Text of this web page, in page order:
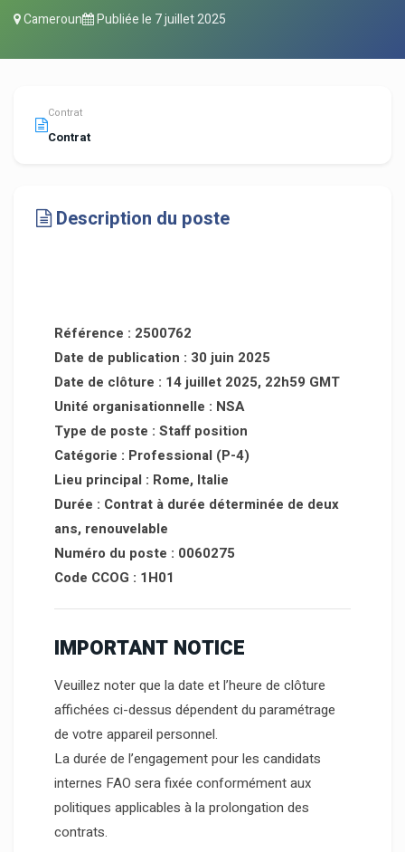
Cameroun Publiée le 7 juillet 2025
Contrat
Contrat
Description du poste
Référence : 2500762
Date de publication : 30 juin 2025
Date de clôture : 14 juillet 2025, 22h59 GMT
Unité organisationnelle : NSA
Type de poste : Staff position
Catégorie : Professional (P-4)
Lieu principal : Rome, Italie
Durée : Contrat à durée déterminée de deux
ans, renouvelable
Numéro du poste : 0060275
Code CCOG : 1H01
IMPORTANT NOTICE
Veuillez noter que la date et l’heure de clôture
affichées ci-dessus dépendent du paramétrage
de votre appareil personnel.
La durée de l’engagement pour les candidats
internes FAO sera fixée conformément aux
politiques applicables à la prolongation des
contrats.